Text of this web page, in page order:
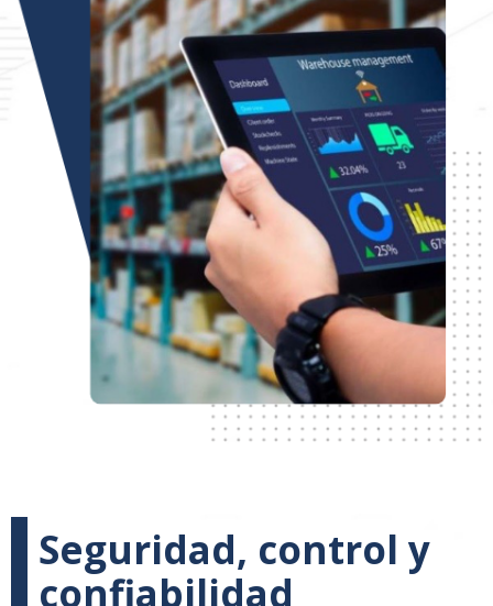
Seguridad, control y
confiabilidad